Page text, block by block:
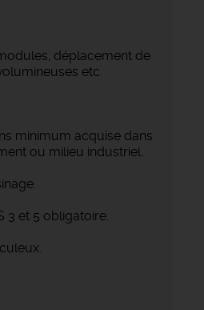
déplacement de
etc.
minimum acquise dans
ou milieu industriel.
3 et 5 obligatoire.